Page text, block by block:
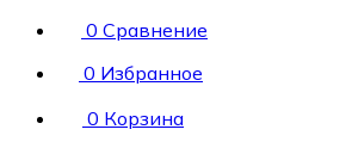
0 Сравнение
0 Избранное
0 Корзина